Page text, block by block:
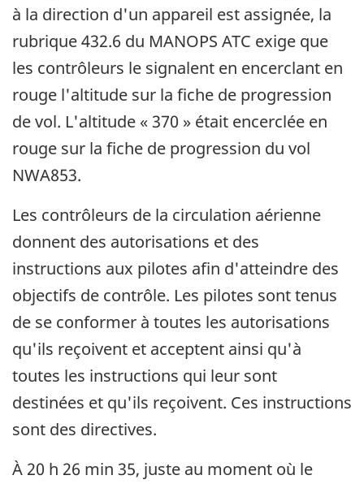
à la direction d'un appareil est assignée, la
rubrique 432.6 du MANOPS ATC exige que
les contrôleurs le signalent en encerclant en
rouge l'altitude sur la fiche de progression
de vol. L'altitude « 370 » était encerclée en
rouge sur la fiche de progression du vol
NWA853.
Les contrôleurs de la circulation aérienne
donnent des autorisations et des
instructions aux pilotes afin d'atteindre des
objectifs de contrôle. Les pilotes sont tenus
de se conformer à toutes les autorisations
qu'ils reçoivent et acceptent ainsi qu'à
toutes les instructions qui leur sont
destinées et qu'ils reçoivent. Ces instructions
sont des directives.
À 20 h 26 min 35, juste au moment où le